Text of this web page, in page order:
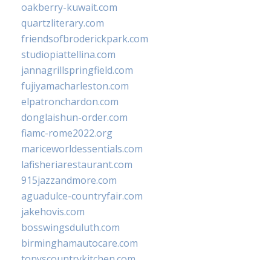
oakberry-kuwait.com
quartzliterary.com
friendsofbroderickpark.com
studiopiattellina.com
jannagrillspringfield.com
fujiyamacharleston.com
elpatronchardon.com
donglaishun-order.com
fiamc-rome2022.org
mariceworldessentials.com
lafisheriarestaurant.com
915jazzandmore.com
aguadulce-countryfair.com
jakehovis.com
bosswingsduluth.com
birminghamautocare.com